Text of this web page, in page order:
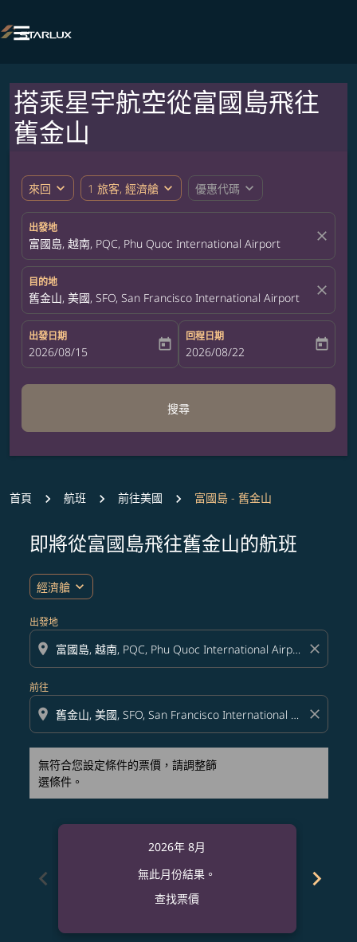

搭乘星宇航空從富國島飛往
舊金山
來回 expand_more 1 旅客, 經濟艙 expand_more 優惠代碼 expand_more
出發地
富國島, 越南, PQC, Phu Quoc International Airport close
目的地
舊金山, 美國, SFO, San Francisco International Airport close
出發日期
fc-booking-departure-date-aria-label
2026/08/15 today
回程日期
fc-booking-return-date-aria-label
2026/08/22 today
搜尋
首頁 航班 前往美國 富國島 - 舊金山
即將從富國島飛往舊金山的航班
經濟艙 expand_more
出發地
location_on close
前往
location_on close
無符合您設定條件的票價，請調整篩
選條件。
無符合您設定條件的票價，請調整篩選條件。
chevron_left
2026年 8月
無此月份結果。
查找票價
chevron_right